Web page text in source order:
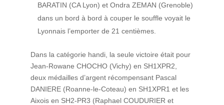
BARATIN (CA Lyon) et Ondra ZEMAN (Grenoble)
dans un bord à bord à couper le souffle voyait le
Lyonnais l’emporter de 21 centièmes.
Dans la catégorie handi, la seule victoire était pour
Jean-Rowane CHOCHO (Vichy) en SH1XPR2,
deux médailles d’argent récompensant Pascal
DANIERE (Roanne-le-Coteau) en SH1XPR1 et les
Aixois en SH2-PR3 (Raphael COUDURIER et